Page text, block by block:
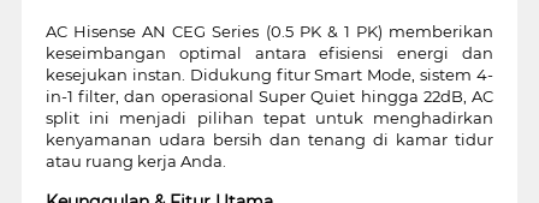
AC Hisense AN CEG Series (0.5 PK & 1 PK) memberikan
keseimbangan optimal antara efisiensi energi dan
kesejukan instan. Didukung fitur Smart Mode, sistem 4-
in-1 filter, dan operasional Super Quiet hingga 22dB, AC
split ini menjadi pilihan tepat untuk menghadirkan
kenyamanan udara bersih dan tenang di kamar tidur
atau ruang kerja Anda.